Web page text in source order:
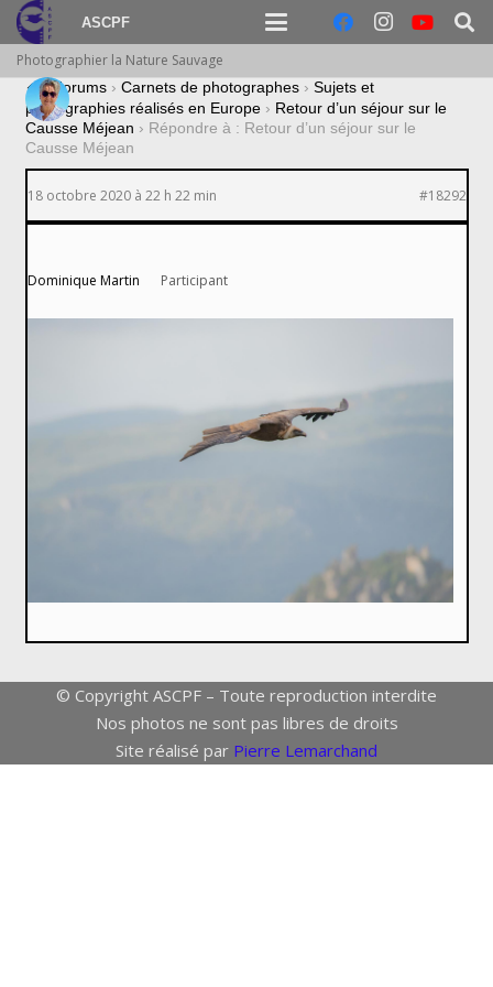
ASCPF
Photographier la Nature Sauvage
› Forums › Carnets de photographes › Sujets et
photographies réalisés en Europe › Retour d’un séjour sur le
Causse Méjean › Répondre à : Retour d’un séjour sur le
Causse Méjean
18 octobre 2020 à 22 h 22 min #18292
Dominique Martin Participant
© Copyright ASCPF – Toute reproduction interdite
Nos photos ne sont pas libres de droits
Site réalisé par Pierre Lemarchand